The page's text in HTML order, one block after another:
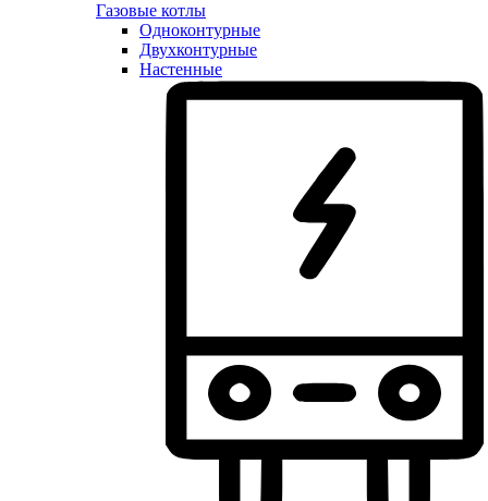
Газовые котлы
Одноконтурные
Двухконтурные
Настенные